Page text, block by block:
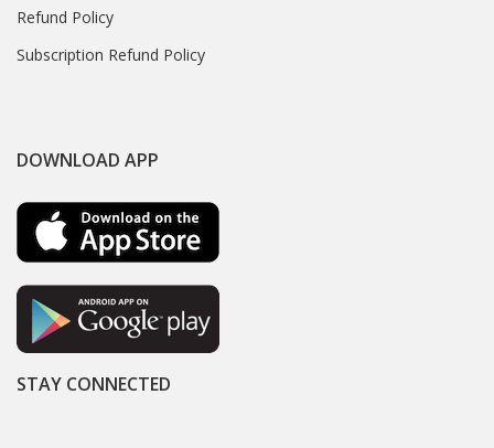
Refund Policy
Subscription Refund Policy
DOWNLOAD APP
STAY CONNECTED